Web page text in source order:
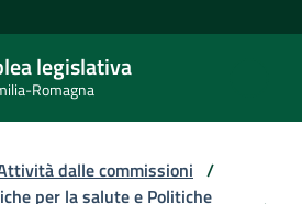
legislativa
Romagna
dalle commissioni /
per la salute e Politiche